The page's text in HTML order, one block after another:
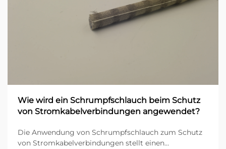
Wie wird ein Schrumpfschlauch beim Schutz
von Stromkabelverbindungen angewendet?
Die Anwendung von Schrumpfschlauch zum Schutz
von Stromkabelverbindungen stellt einen